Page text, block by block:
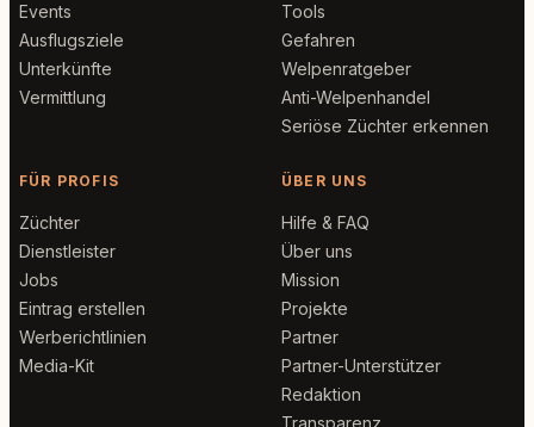
Events
Ausflugsziele
Unterkünfte
Vermittlung
Tools
Gefahren
Welpenratgeber
Anti-Welpenhandel
Seriöse Züchter erkennen
FÜR PROFIS
Züchter
Dienstleister
Jobs
Eintrag erstellen
Werberichtlinien
Media-Kit
ÜBER UNS
Hilfe & FAQ
Über uns
Mission
Projekte
Partner
Partner-Unterstützer
Redaktion
Transparenz